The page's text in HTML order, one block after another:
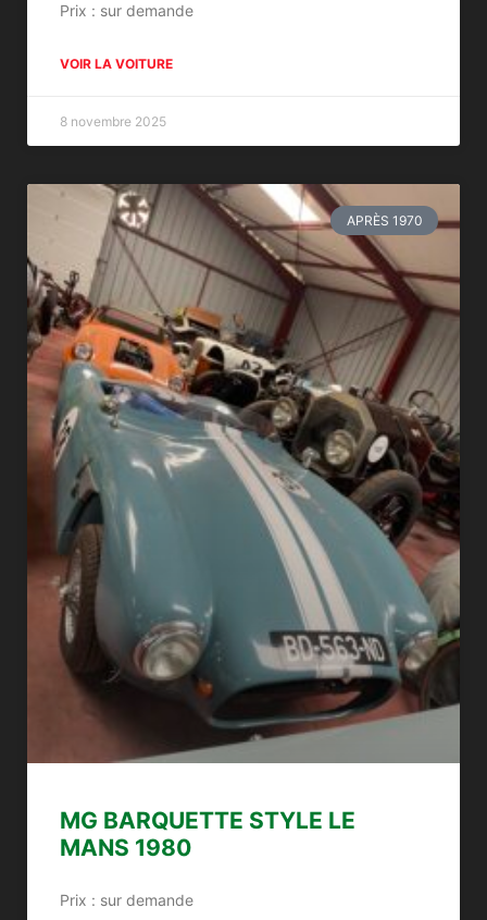
Prix : sur demande
VOIR LA VOITURE
8 novembre 2025
APRÈS 1970
MG BARQUETTE STYLE LE
MANS 1980
Prix : sur demande